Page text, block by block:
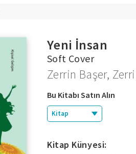
Yeni İnsan
Soft Cover
Zerrin Başer,
Bu Kitabı Satın Alın
Kitap
Kitap Künyesi: